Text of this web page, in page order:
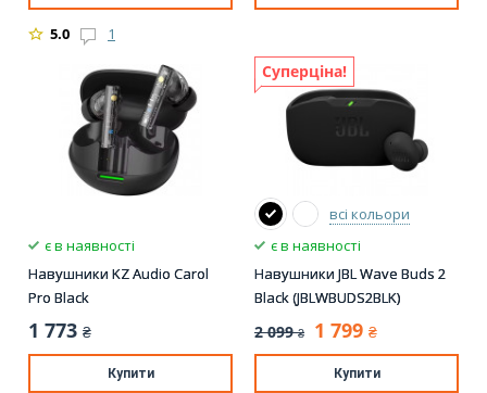
5.0 1
є в наявності
Навушники KZ Audio Carol
Pro Black
1 773 ₴
Купити
Суперціна!
всі кольори
є в наявності
Навушники JBL Wave Buds 2
Black (JBLWBUDS2BLK)
2 099 ₴ 1 799 ₴
Купити